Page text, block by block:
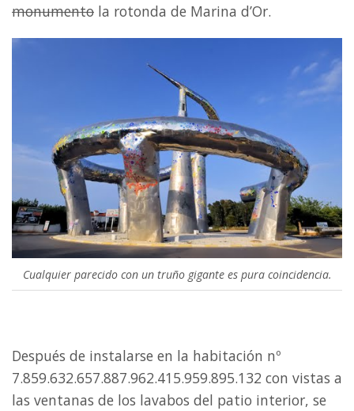
monumento la rotonda de Marina d’Or.
Cualquier parecido con un truño gigante es pura coincidencia.
Después de instalarse en la habitación nº
7.859.632.657.887.962.415.959.895.132 con vistas a
las ventanas de los lavabos del patio interior, se